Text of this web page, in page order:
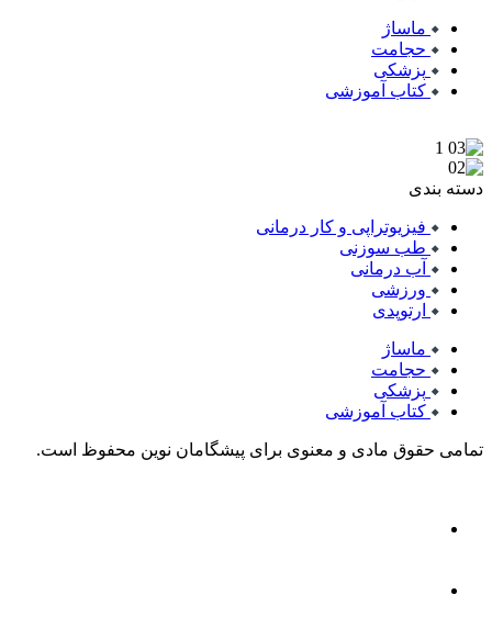
ماساژ
حجامت
پزشکی
کتاب آموزشی
دسته بندی
فیزیوتراپی و کار درمانی
طب سوزنی
آب درمانی
ورزشی
ارتوپدی
ماساژ
حجامت
پزشکی
کتاب آموزشی
تمامی حقوق مادی و معنوی برای پیشگامان نوین محفوظ است.